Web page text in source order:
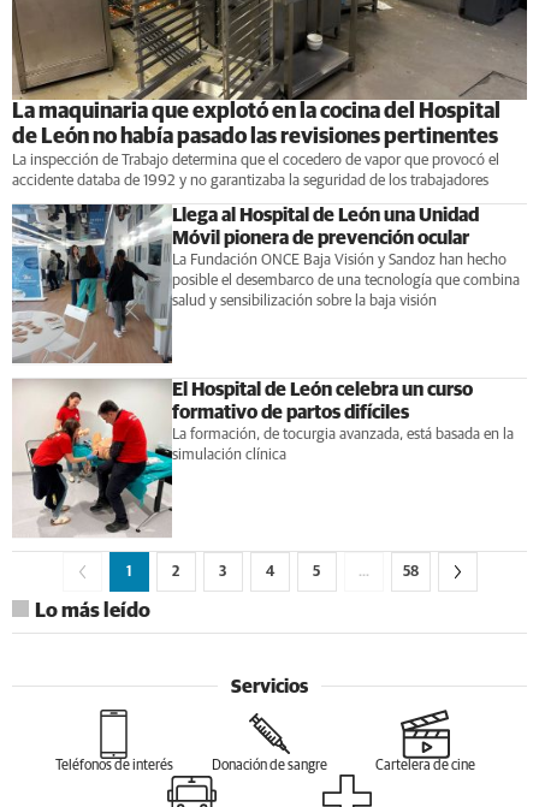
La maquinaria que explotó en la cocina del Hospital
de León no había pasado las revisiones pertinentes
La inspección de Trabajo determina que el cocedero de vapor que provocó el
accidente databa de 1992 y no garantizaba la seguridad de los trabajadores
Llega al Hospital de León una Unidad
Móvil pionera de prevención ocular
La Fundación ONCE Baja Visión y Sandoz han hecho
posible el desembarco de una tecnología que combina
salud y sensibilización sobre la baja visión
El Hospital de León celebra un curso
formativo de partos difíciles
La formación, de tocurgia avanzada, está basada en la
simulación clínica
1 2 3 4 5 … 58
Lo más leído
Servicios
Teléfonos de interés Donación de sangre Cartelera de cine